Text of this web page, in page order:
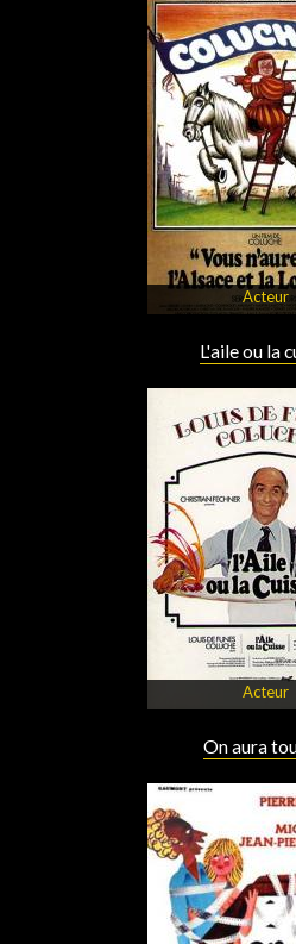
Acteur
L'aile ou la
Acteur
On aura